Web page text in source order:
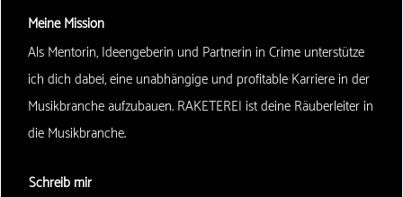
Meine Mission
Als Mentorin, Ideengeberin und Partnerin in Crime unterstütze
ich dich dabei, eine unabhängige und profitable Karriere in der
Musikbranche aufzubauen. RAKETEREI ist deine Räuberleiter in
die Musikbranche.
Schreib mir